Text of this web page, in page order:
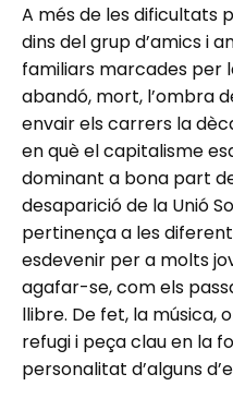
A més de les dificultats
dins del grup d’amics i
familiars marcades per
abandó, mort, l’ombra
envair els carrers la
en què el capitalisme
dominant a bona part
desaparició de la Unió
pertinença a les
esdevenir per a molts
agafar-se, com els
llibre. De fet, la música,
refugi i peça clau en la
personalitat d’alguns